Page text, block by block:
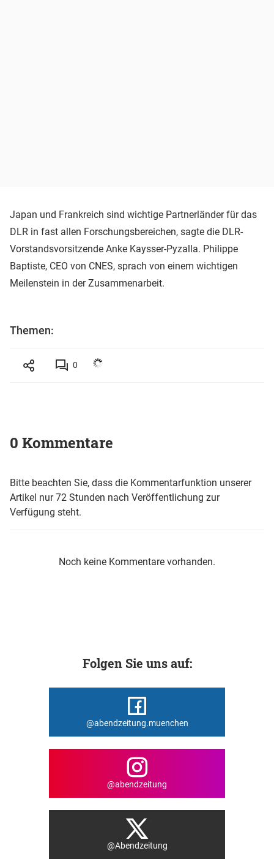
Japan und Frankreich sind wichtige Partnerländer für das
DLR in fast allen Forschungsbereichen, sagte die DLR-
Vorstandsvorsitzende Anke Kaysser-Pyzalla. Philippe
Baptiste, CEO von CNES, sprach von einem wichtigen
Meilenstein in der Zusammenarbeit.
Themen:
0
0 Kommentare
Bitte beachten Sie, dass die Kommentarfunktion unserer
Artikel nur 72 Stunden nach Veröffentlichung zur
Verfügung steht.
Noch keine Kommentare vorhanden.
Folgen Sie uns auf:
@abendzeitung.muenchen
@abendzeitung
@Abendzeitung